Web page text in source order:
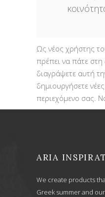
Ως νέος χρήστης
πρέπει να πάτε στη
διαγράψετε αυτή
δημιουργήσετε
περιεχόμενο σας.
ARIA
We create products
Greek summer and